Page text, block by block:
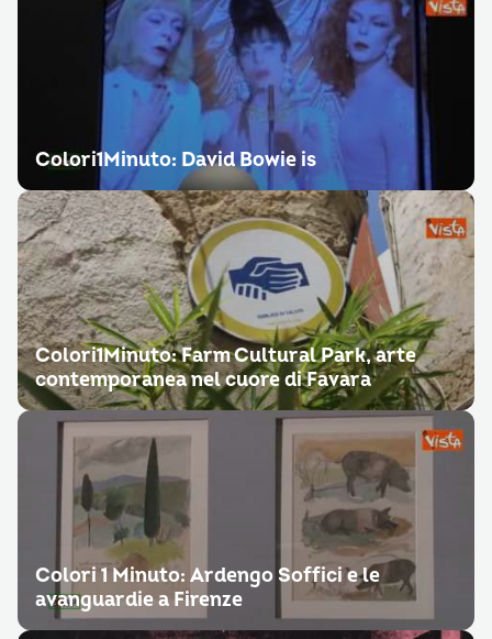
Colori1Minuto: David Bowie is
Colori1Minuto: Farm Cultural Park, arte
contemporanea nel cuore di Favara
Colori 1 Minuto: Ardengo Soffici e le
avanguardie a Firenze